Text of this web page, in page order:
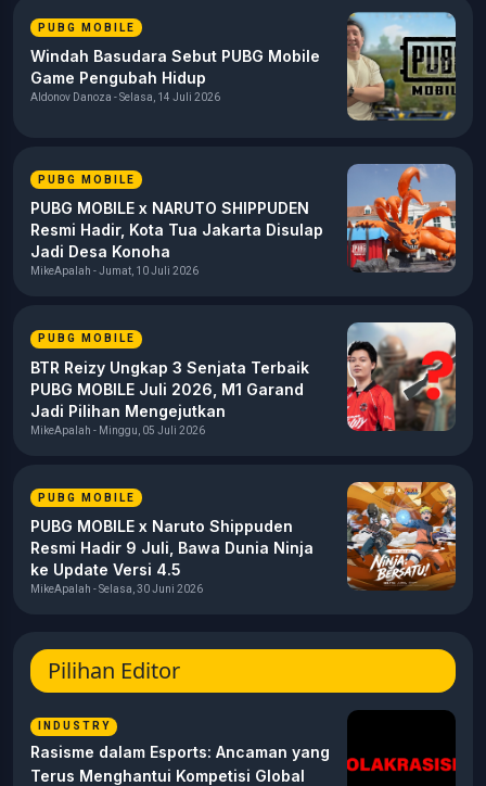
PUBG MOBILE
Windah Basudara Sebut PUBG Mobile
Game Pengubah Hidup
Aldonov Danoza - Selasa, 14 Juli 2026
PUBG MOBILE
PUBG MOBILE x NARUTO SHIPPUDEN
Resmi Hadir, Kota Tua Jakarta Disulap
Jadi Desa Konoha
MikeApalah - Jumat, 10 Juli 2026
PUBG MOBILE
BTR Reizy Ungkap 3 Senjata Terbaik
PUBG MOBILE Juli 2026, M1 Garand
Jadi Pilihan Mengejutkan
MikeApalah - Minggu, 05 Juli 2026
PUBG MOBILE
PUBG MOBILE x Naruto Shippuden
Resmi Hadir 9 Juli, Bawa Dunia Ninja
ke Update Versi 4.5
MikeApalah - Selasa, 30 Juni 2026
Pilihan Editor
INDUSTRY
Rasisme dalam Esports: Ancaman yang
Terus Menghantui Kompetisi Global